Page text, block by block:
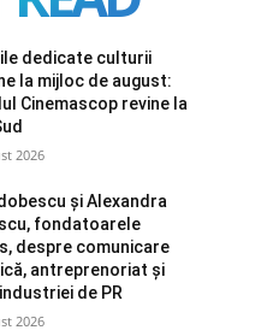
dedicate culturii
la mijloc de august:
Cinemascop revine la
2026
și Alexandra
fondatoarele
despre comunicare
antreprenoriat și
de PR
2026